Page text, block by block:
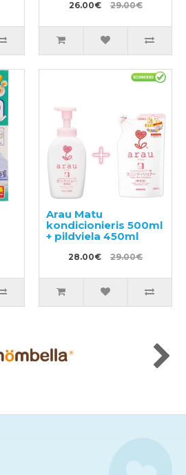
400ml26.00€ 29.00€
Arau Matu
kondicionieris 500ml
+ pildviela 450ml
28.00€ 29.00€